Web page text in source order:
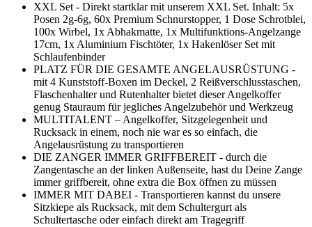
XXL Set - Direkt startklar mit unserem XXL Set. Inhalt: 5x
Posen 2g-6g, 60x Premium Schnurstopper, 1 Dose Schrotblei,
100x Wirbel, 1x Abhakmatte, 1x Multifunktions-Angelzange
17cm, 1x Aluminium Fischtöter, 1x Hakenlöser Set mit
Schlaufenbinder
PLATZ FÜR DIE GESAMTE ANGELAUSRÜSTUNG -
mit 4 Kunststoff-Boxen im Deckel, 2 Reißverschlusstaschen,
Flaschenhalter und Rutenhalter bietet dieser Angelkoffer
genug Stauraum für jegliches Angelzubehör und Werkzeug
MULTITALENT – Angelkoffer, Sitzgelegenheit und
Rucksack in einem, noch nie war es so einfach, die
Angelausrüstung zu transportieren
DIE ZANGER IMMER GRIFFBEREIT - durch die
Zangentasche an der linken Außenseite, hast du Deine Zange
immer griffbereit, ohne extra die Box öffnen zu müssen
IMMER MIT DABEI - Transportieren kannst du unsere
Sitzkiepe als Rucksack, mit dem Schultergurt als
Schultertasche oder einfach direkt am Tragegriff